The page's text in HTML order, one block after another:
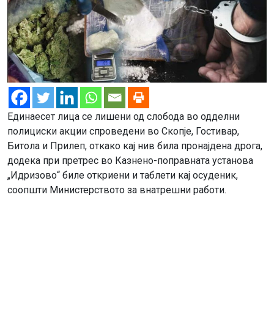
Единаесет лица се лишени од слобода во одделни
полициски акции спроведени во Скопје, Гостивар,
Битола и Прилеп, откако кај нив била пронајдена дрога,
додека при претрес во Казнено-поправната установа
„Идризово“ биле откриени и таблети кај осуденик,
соопшти Министерството за внатрешни работи.